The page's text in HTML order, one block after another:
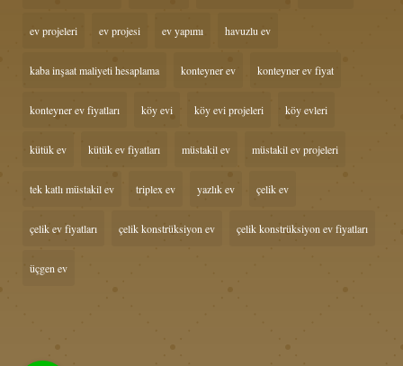
ev projeleri ev projesi ev yapımı havuzlu ev
kaba inşaat maliyeti hesaplama konteyner ev konteyner ev fiyat
konteyner ev fiyatları köy evi köy evi projeleri köy evleri
kütük ev kütük ev fiyatları müstakil ev müstakil ev projeleri
tek katlı müstakil ev triplex ev yazlık ev çelik ev
çelik ev fiyatları çelik konstrüksiyon ev çelik konstrüksiyon ev fiyatları
üçgen ev